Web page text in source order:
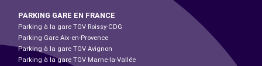
PARKING GARE EN FRANCE
Parking à la gare TGV Roissy-CDG
Parking Gare Aix-en-Provence
Parking à la gare TGV Avignon
Parking à la gare TGV Marne-la-Vallée